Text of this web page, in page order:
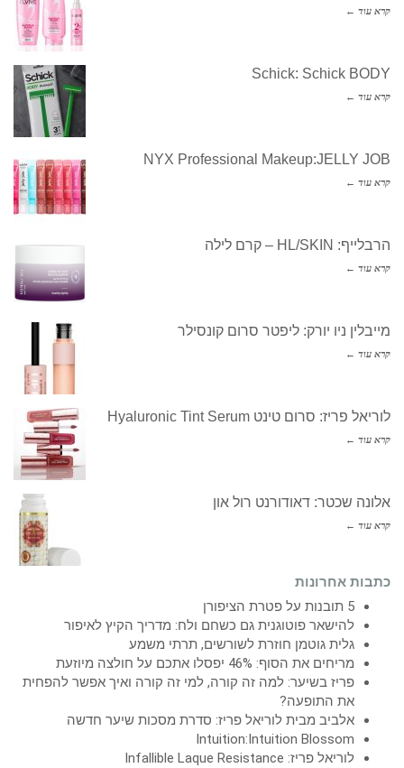
קרא עוד ←
Schick: Schick BODY
קרא עוד ←
NYX Professional Makeup:JELLY JOB
קרא עוד ←
הרבלייף: HL/SKIN – קרם לילה
קרא עוד ←
מייבלין ניו יורק: ליפטר סרום קונסילר
קרא עוד ←
לוריאל פריז: סרום טינט Hyaluronic Tint Serum
קרא עוד ←
אלונה שכטר: דאודורנט רול און
קרא עוד ←
כתבות אחרונות
5 תובנות על פטרת הציפורן
להישאר פוטוגנית גם כשחם ולח: מדריך הקיץ לאיפור
גלית גוטמן חוזרת לשורשים, תרתי משמע
מריחים את הסוף: 46% יפסלו אתכם על חולצה מיוזעת
פריז בשיער: למה זה קורה, למי זה קורה ואיך אפשר להפחית
את התופעה?
אלביב מבית לוריאל פריז: סדרת מסכות שיער חדשה
Intuition:Intuition Blossom
לוריאל פריז: Infallible Laque Resistance